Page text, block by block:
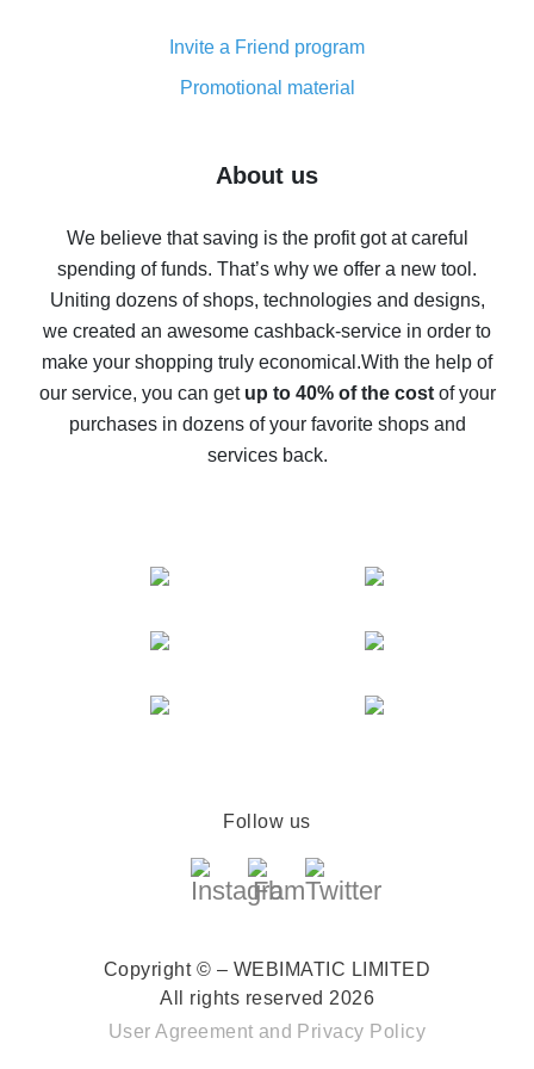
8% cash back on AliExpress - saving real money is a
real thing
Five ways to get the most cash back on AliExpress
back
10% cash back on AliExpress - the impossible is
possible
The best cash back on AliExpress - how to find it
The best cash back service for AliExpress - let's
compare offers
Invite a Friend program
Promotional material
About us
We believe that saving is the profit got at careful
spending of funds. That’s why we offer a new tool.
Uniting dozens of shops, technologies and designs,
we created an awesome cashback-service in order to
make your shopping truly economical.With the help of
our service, you can get up to 40% of the costof your
purchases in dozens of your favorite shops and
services back.
Follow us
Copyright © – WEBIMATIC LIMITED
All rights reserved 2026
User Agreement and Privacy Policy